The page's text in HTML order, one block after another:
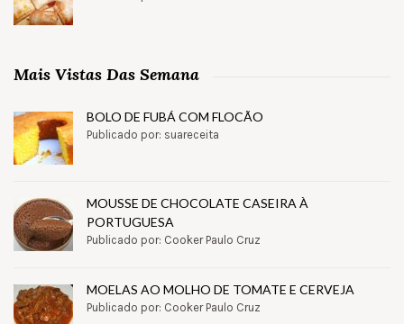
Mais Vistas Das Semana
BOLO DE FUBÁ COM FLOCÃO
Publicado por: suareceita
MOUSSE DE CHOCOLATE CASEIRA À
PORTUGUESA
Publicado por: Cooker Paulo Cruz
MOELAS AO MOLHO DE TOMATE E CERVEJA
Publicado por: Cooker Paulo Cruz